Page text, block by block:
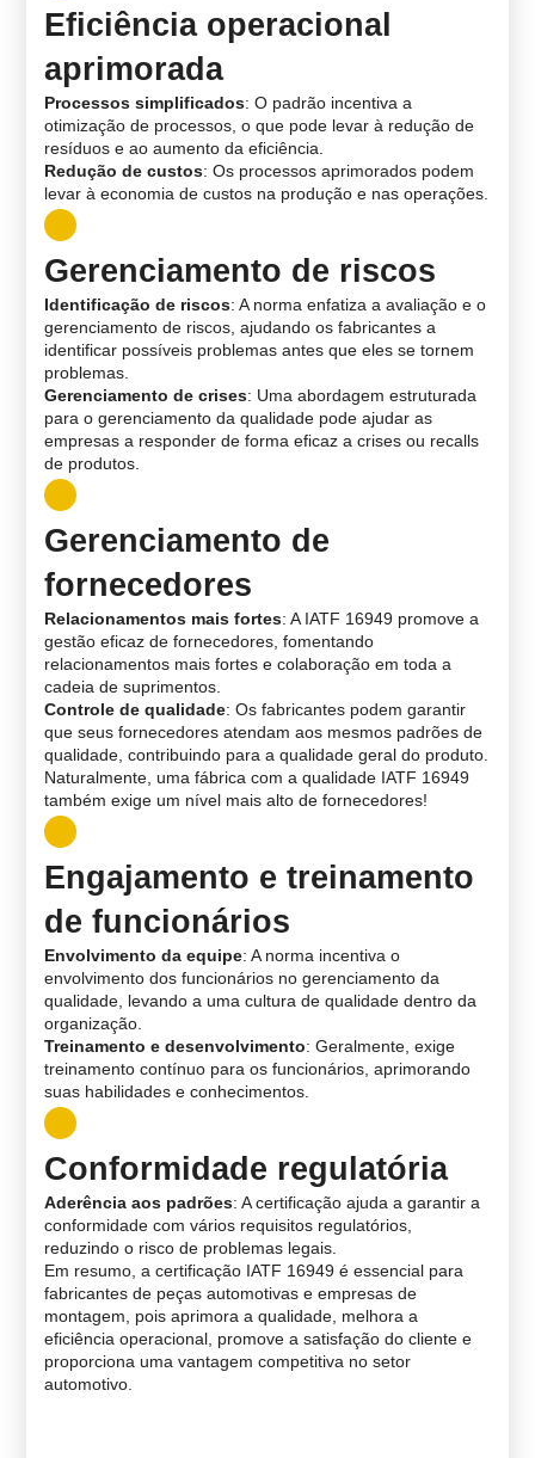
Eficiência operacional
aprimorada
Processos simplificados: O padrão incentiva a
otimização de processos, o que pode levar à redução de
resíduos e ao aumento da eficiência.
Redução de custos: Os processos aprimorados podem
levar à economia de custos na produção e nas operações.
Gerenciamento de riscos
Identificação de riscos: A norma enfatiza a avaliação e o
gerenciamento de riscos, ajudando os fabricantes a
identificar possíveis problemas antes que eles se tornem
problemas.
Gerenciamento de crises: Uma abordagem estruturada
para o gerenciamento da qualidade pode ajudar as
empresas a responder de forma eficaz a crises ou recalls
de produtos.
Gerenciamento de
fornecedores
Relacionamentos mais fortes: A IATF 16949 promove a
gestão eficaz de fornecedores, fomentando
relacionamentos mais fortes e colaboração em toda a
cadeia de suprimentos.
Controle de qualidade: Os fabricantes podem garantir
que seus fornecedores atendam aos mesmos padrões de
qualidade, contribuindo para a qualidade geral do produto.
Naturalmente, uma fábrica com a qualidade IATF 16949
também exige um nível mais alto de fornecedores!
Engajamento e treinamento
de funcionários
Envolvimento da equipe: A norma incentiva o
envolvimento dos funcionários no gerenciamento da
qualidade, levando a uma cultura de qualidade dentro da
organização.
Treinamento e desenvolvimento: Geralmente, exige
treinamento contínuo para os funcionários, aprimorando
suas habilidades e conhecimentos.
Conformidade regulatória
Aderência aos padrões: A certificação ajuda a garantir a
conformidade com vários requisitos regulatórios,
reduzindo o risco de problemas legais.
Em resumo, a certificação IATF 16949 é essencial para
fabricantes de peças automotivas e empresas de
montagem, pois aprimora a qualidade, melhora a
eficiência operacional, promove a satisfação do cliente e
proporciona uma vantagem competitiva no setor
automotivo.